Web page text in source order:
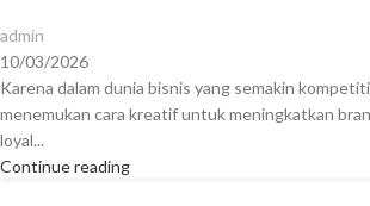
admin
10/03/2026
Karena dalam dunia bisnis yang semakin
menemukan cara kreatif untuk meningkatkan
loyal...
Continue reading